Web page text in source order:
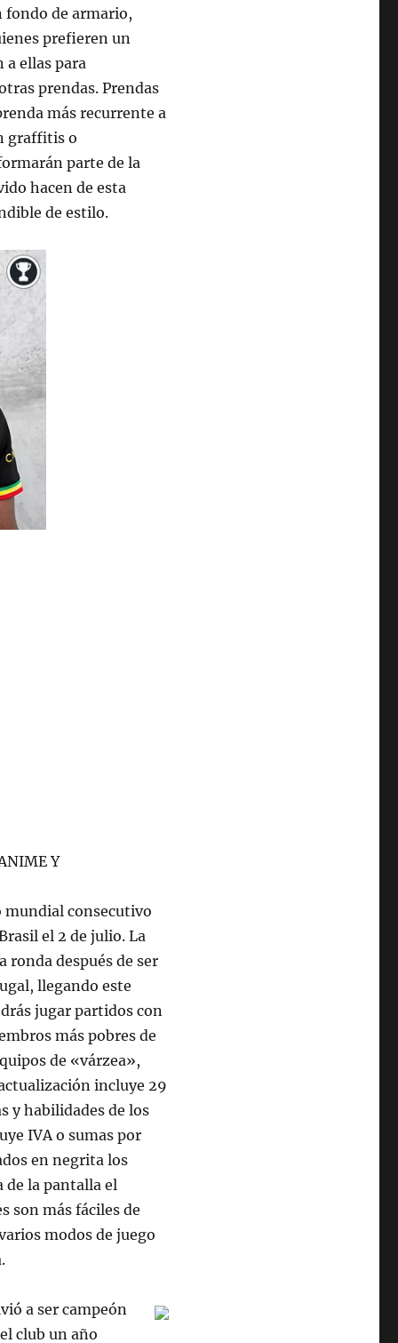
fondo de armario,
prefieren un
a ellas para
prendas. Prendas
más recurrente a
graffitis o
parte de la
hacen de esta
de estilo.
consecutivo
el 2 de julio. La
ronda después de ser
llegando este
jugar partidos con
más pobres de
de «várzea»,
incluye 29
y habilidades de los
IVA o sumas por
en negrita los
de la pantalla el
son más fáciles de
modos de juego
a ser campeón
club un año